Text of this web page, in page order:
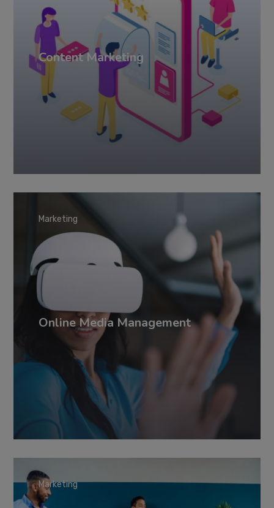
Content Marketing
Online Media Management
Marketing
Marketing